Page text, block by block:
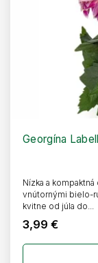
Georgína
3,99 €
Nízka a
vnútornými bielo-
kvitne od júla do...